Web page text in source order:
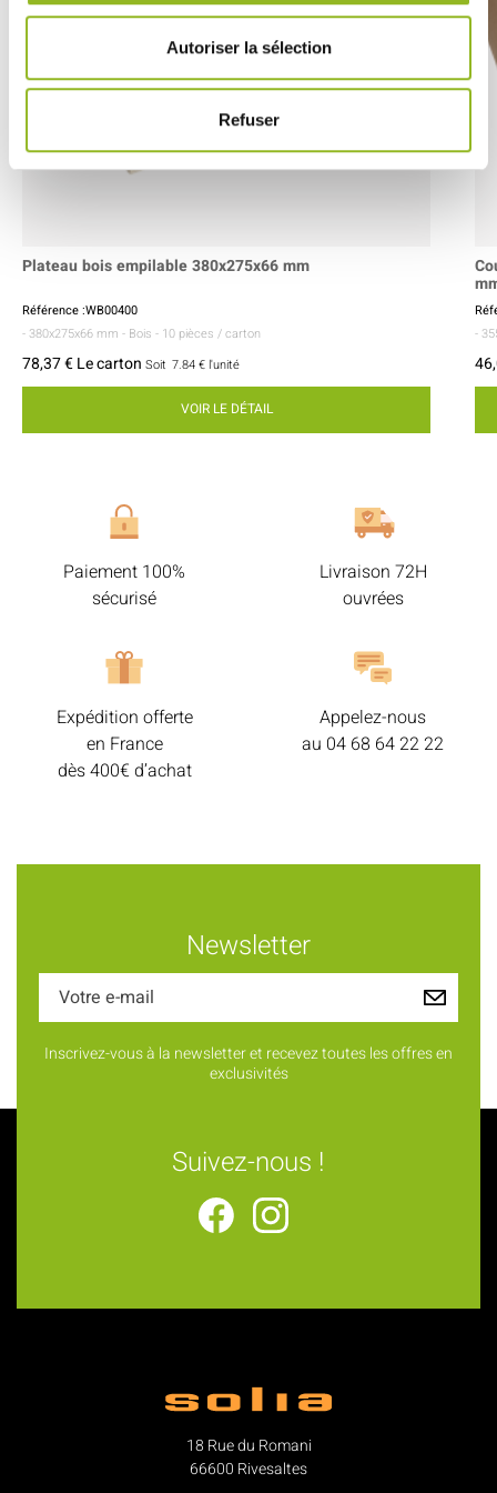
Autoriser la sélection
Refuser
Plateau bois empilable 380x275x66 mm
Référence :WB00400
- 380x275x66 mm - Bois - 10 pièces / carton
78,37 € Le carton Soit 7.84 € l'unité
VOIR LE DÉTAIL
-
Paiement 100%
sécurisé
Livraison 72H
ouvrées
Expédition offerte
en France
dès 400€ d’achat
Appelez-nous
au 04 68 64 22 22
Newsletter
Inscrivez-vous à la newsletter et recevez toutes les offres en
exclusivités
Suivez-nous !
18 Rue du Romani
66600 Rivesaltes